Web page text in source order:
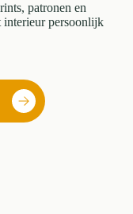
patronen en
interieur persoonlijk